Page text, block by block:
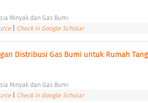
Minyak dan Gas Bumi
Check in Google Scholar
Distribusi Gas Bumi untuk Rumah
Minyak dan Gas Bumi
Check in Google Scholar